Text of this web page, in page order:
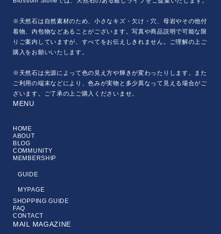
※天然石は自然素材のため、小さなキズ・欠け・穴、母岩やその他付
着物、内包物などあることがございます。写真や商品説明で可能な限
りご案内していますが、すべてをお伝えしきれません。ご理解の上ご
購入をお願いいたします。
※天然石は光源によって色の見え方や輝きが変わったりします。また
ご利用の端末などにより、色みが実物と多少異なって見える場合がご
ざいます。ご了承の上ご購入くださいませ。
MENU
HOME
ABOUT
BLOG
COMMUNITY
MEMBERSHIP
GUIDE
MYPAGE
SHOPPING GUIDE
FAQ
CONTACT
MAIL MAGAZINE